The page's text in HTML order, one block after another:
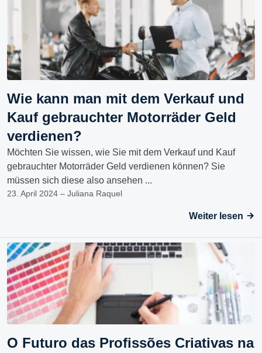
Wie kann man mit dem Verkauf und
Kauf gebrauchter Motorräder Geld
verdienen?
Möchten Sie wissen, wie Sie mit dem Verkauf und Kauf
gebrauchter Motorräder Geld verdienen können? Sie
müssen sich diese also ansehen ...
23. April 2024 – Juliana Raquel
Weiter lesen
O Futuro das Profissões Criativas na